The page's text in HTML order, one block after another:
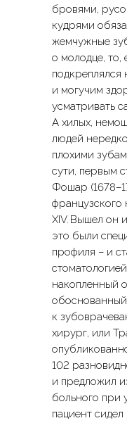
бровями,
кудрями
жемчужные
о молодце, то,
и могучим
усматривать
А хилых,
людей
плохими
сути, первым
Фошар
ХIV. Вышел он
это были
профиля – и
накопленный
к
хирург, или
102
и предложил
больного при
пациент